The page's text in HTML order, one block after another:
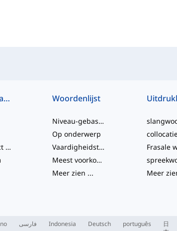
Snelle toegang
Neem contact met ons op
Woordenlijst
Niveau-gebaseerd
Op onderwerp
Vaardigheidstesten
Meest voorkomende
Meer zien ...
Meer
فارسی Indonesia Deutsch português
日